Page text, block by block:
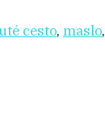
cesto, maslo,